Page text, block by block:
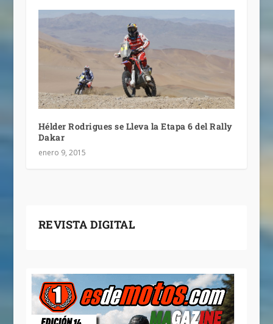
Hélder Rodrigues se Lleva la Etapa 6 del Rally
Dakar
enero 9, 2015
REVISTA DIGITAL